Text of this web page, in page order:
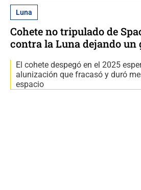
Luna
Cohete no tripulado de
contra la Luna dejando un
El cohete despegó en el 2025
alunización que fracasó y duró
espacio